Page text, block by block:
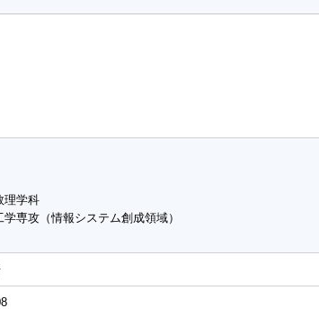
理学科
専攻（情報システム創成領域）